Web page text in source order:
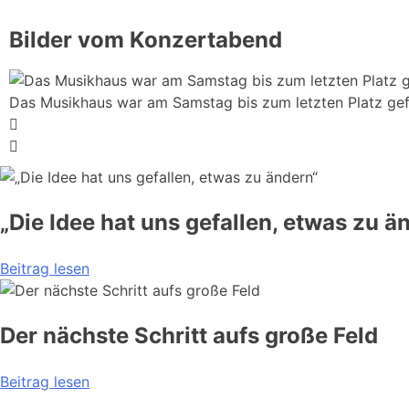
Bilder vom Konzertabend
Das Musikhaus war am Samstag bis zum letzten Platz
„Die Idee hat uns gefallen, etwas zu
Beitrag lesen
Der nächste Schritt aufs große Feld
Beitrag lesen